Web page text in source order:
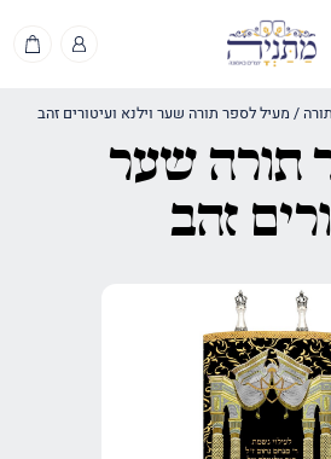
/ מעיל לספר תורה שער וילנא ועיטורים זהב
תורה שער
זהב